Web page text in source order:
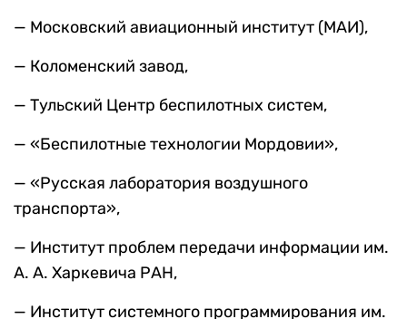
— Московский авиационный институт (МАИ),
— Коломенский завод,
— Тульский Центр беспилотных систем,
— «Беспилотные технологии Мордовии»,
— «Русская лаборатория воздушного
транспорта»,
— Институт проблем передачи информации им.
А. А. Харкевича РАН,
— Институт системного программирования им.